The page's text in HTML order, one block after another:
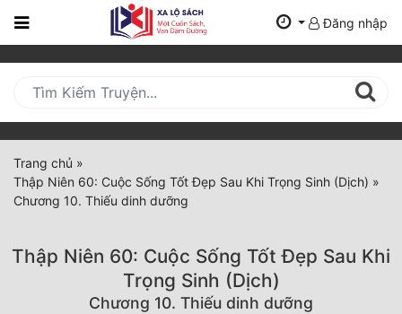
Trang
Mới
Cập
Nhật
(current)
BXH
Đăng nhập
Trang chủ »
Thập Niên 60: Cuộc Sống Tốt Đẹp Sau Khi Trọng Sinh (Dịch) »
Chương 10. Thiếu dinh dưỡng
Thập Niên 60: Cuộc Sống Tốt Đẹp Sau Khi
Trọng Sinh (Dịch)
Chương 10. Thiếu dinh dưỡng